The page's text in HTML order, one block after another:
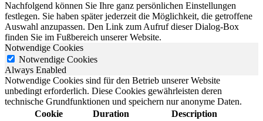
Nachfolgend können Sie Ihre ganz persönlichen Einstellungen
festlegen. Sie haben später jederzeit die Möglichkeit, die getroffene
Auswahl anzupassen. Den Link zum Aufruf dieser Dialog-Box
finden Sie im Fußbereich unserer Website.
Notwendige Cookies
Notwendige Cookies
Always Enabled
Notwendige Cookies sind für den Betrieb unserer Website
unbedingt erforderlich. Diese Cookies gewährleisten deren
technische Grundfunktionen und speichern nur anonyme Daten.
Cookie
Duration Description